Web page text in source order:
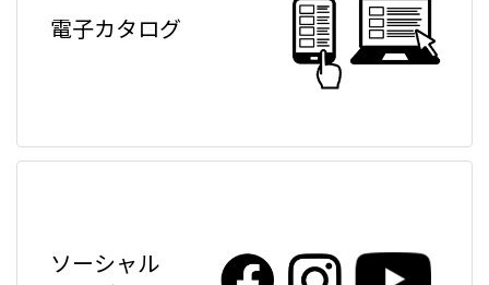
電子カタログ
ソーシャル